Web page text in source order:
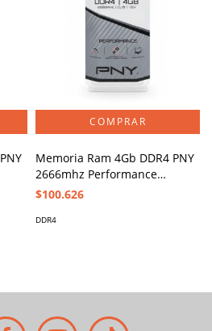
Memoria Ram 4Gb DDR4 PNY
2666mhz Performance
MD4GSD42666BL
$100.626
DDR4